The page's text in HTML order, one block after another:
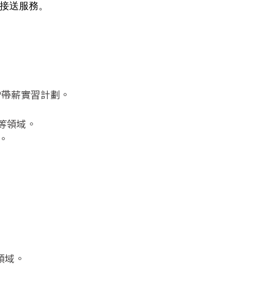
送服務。
薪實習計劃。
領域。
。